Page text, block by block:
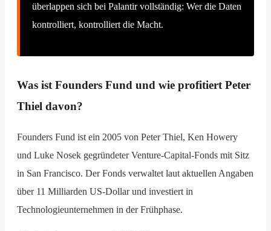
überlappen sich bei Palantir vollständig: Wer die Daten
kontrolliert, kontrolliert die Macht.
Was ist Founders Fund und wie profitiert Peter
Thiel davon?
Founders Fund ist ein 2005 von Peter Thiel, Ken Howery
und Luke Nosek gegründeter Venture-Capital-Fonds mit Sitz
in San Francisco. Der Fonds verwaltet laut aktuellen Angaben
über 11 Milliarden US-Dollar und investiert in
Technologieunternehmen in der Frühphase.